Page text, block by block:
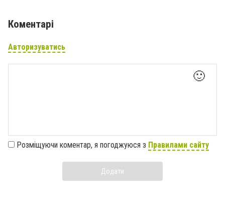
Коментарі
Авторизуватись
🙂
Розміщуючи коментар, я погоджуюся з Правилами сайту
Додати